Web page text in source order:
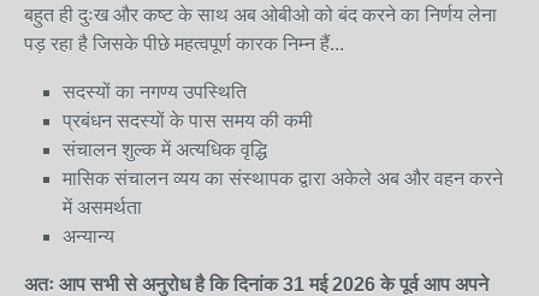
बहुत ही दुःख और कष्ट के साथ अब ओबीओ को बंद करने का निर्णय लेना
पड़ रहा है जिसके पीछे महत्वपूर्ण कारक निम्न हैं...
सदस्यों का नगण्य उपस्थिति
प्रबंधन सदस्यों के पास समय की कमी
संचालन शुल्क में अत्यधिक वृद्धि
मासिक संचालन व्यय का संस्थापक द्वारा अकेले अब और वहन करने
में असमर्थता
अन्यान्य
अतः आप सभी से अनुरोध है कि दिनांक 31 मई 2026 के पूर्व आप अपने